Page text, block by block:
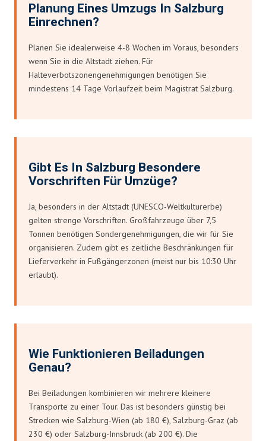
Planung Eines Umzugs In Salzburg
Einrechnen?
Planen Sie idealerweise 4-8 Wochen im Voraus, besonders
wenn Sie in die Altstadt ziehen. Für
Halteverbotszonengenehmigungen benötigen Sie
mindestens 14 Tage Vorlaufzeit beim Magistrat Salzburg.
Gibt Es In Salzburg Besondere
Vorschriften Für Umzüge?
Ja, besonders in der Altstadt (UNESCO-Weltkulturerbe)
gelten strenge Vorschriften. Großfahrzeuge über 7,5
Tonnen benötigen Sondergenehmigungen, die wir für Sie
organisieren. Zudem gibt es zeitliche Beschränkungen für
Lieferverkehr in Fußgängerzonen (meist nur bis 10:30 Uhr
erlaubt).
Wie Funktionieren Beiladungen
Genau?
Bei Beiladungen kombinieren wir mehrere kleinere
Transporte zu einer Tour. Das ist besonders günstig bei
Strecken wie Salzburg-Wien (ab 180 €), Salzburg-Graz (ab
230 €) oder Salzburg-Innsbruck (ab 200 €). Die